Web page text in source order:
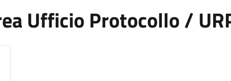
Ufficio Protocollo /